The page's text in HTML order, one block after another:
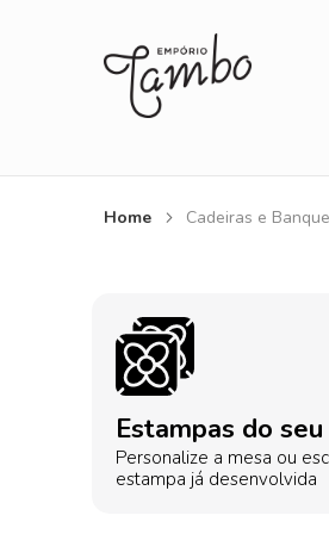
Home Cadeiras e
Estampas do
Personalize a mesa ou
estampa já desenvolvida